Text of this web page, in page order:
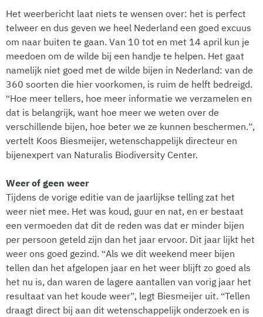
Het weerbericht laat niets te wensen over: het is perfect
telweer en dus geven we heel Nederland een goed excuus
om naar buiten te gaan. Van 10 tot en met 14 april kun je
meedoen om de wilde bij een handje te helpen. Het gaat
namelijk niet goed met de wilde bijen in Nederland: van de
360 soorten die hier voorkomen, is ruim de helft bedreigd.
“Hoe meer tellers, hoe meer informatie we verzamelen en
dat is belangrijk, want hoe meer we weten over de
verschillende bijen, hoe beter we ze kunnen beschermen.”,
vertelt Koos Biesmeijer, wetenschappelijk directeur en
bijenexpert van Naturalis Biodiversity Center.
Weer of geen weer
Tijdens de vorige editie van de jaarlijkse telling zat het
weer niet mee. Het was koud, guur en nat, en er bestaat
een vermoeden dat dit de reden was dat er minder bijen
per persoon geteld zijn dan het jaar ervoor. Dit jaar lijkt het
weer ons goed gezind. “Als we dit weekend meer bijen
tellen dan het afgelopen jaar en het weer blijft zo goed als
het nu is, dan waren de lagere aantallen van vorig jaar het
resultaat van het koude weer”, legt Biesmeijer uit. “Tellen
draagt direct bij aan dit wetenschappelijk onderzoek en is